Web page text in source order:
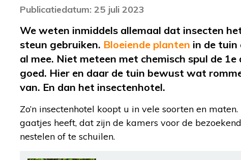
Publicatiedatum: 25 juli 2023
We weten inmiddels allemaal dat insecten
steun gebruiken. Bloeiende planten in de tuin
al mee. Niet meteen met chemisch spul de
goed. Hier en daar de tuin bewust wat
van. En dan het insectenhotel.
Zo’n insectenhotel koopt u in vele soorten en
gaatjes heeft, dat zijn de kamers voor de
nestelen of te schuilen.